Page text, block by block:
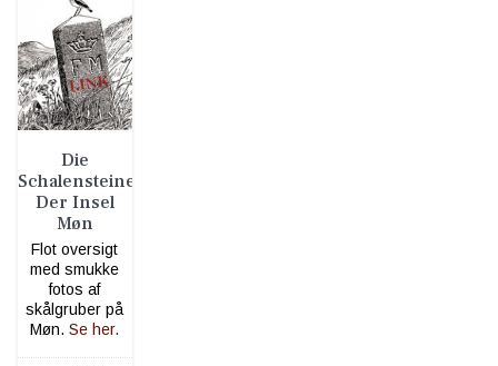
Die
Schalensteine
Der Insel
Møn
Flot oversigt
med smukke
fotos af
skålgruber på
Møn.Se her.